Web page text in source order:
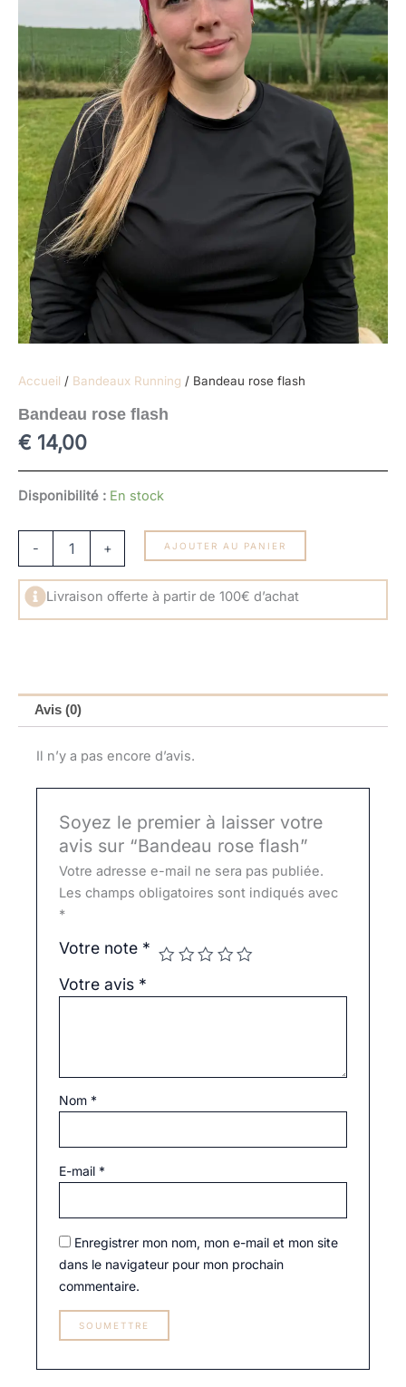
Accueil / Bandeaux Running / Bandeau rose flash
Bandeau rose flash
€ 14,00
Disponibilité : En stock
-
quantité
Bandeau
rose
flash
+ AJOUTER AU PANIER
Livraison offerte à partir de 100€ d’achat
Avis (0)
Il n’y a pas encore d’avis.
Soyez le premier à laisser votre
avis sur “Bandeau rose flash”
Votre adresse e-mail ne sera pas publiée.
Les champs obligatoires sont indiqués avec
*
Votre note *
Votre avis *
Nom *
E-mail *
Enregistrer mon nom, mon e-mail et mon site
dans le navigateur pour mon prochain
commentaire.